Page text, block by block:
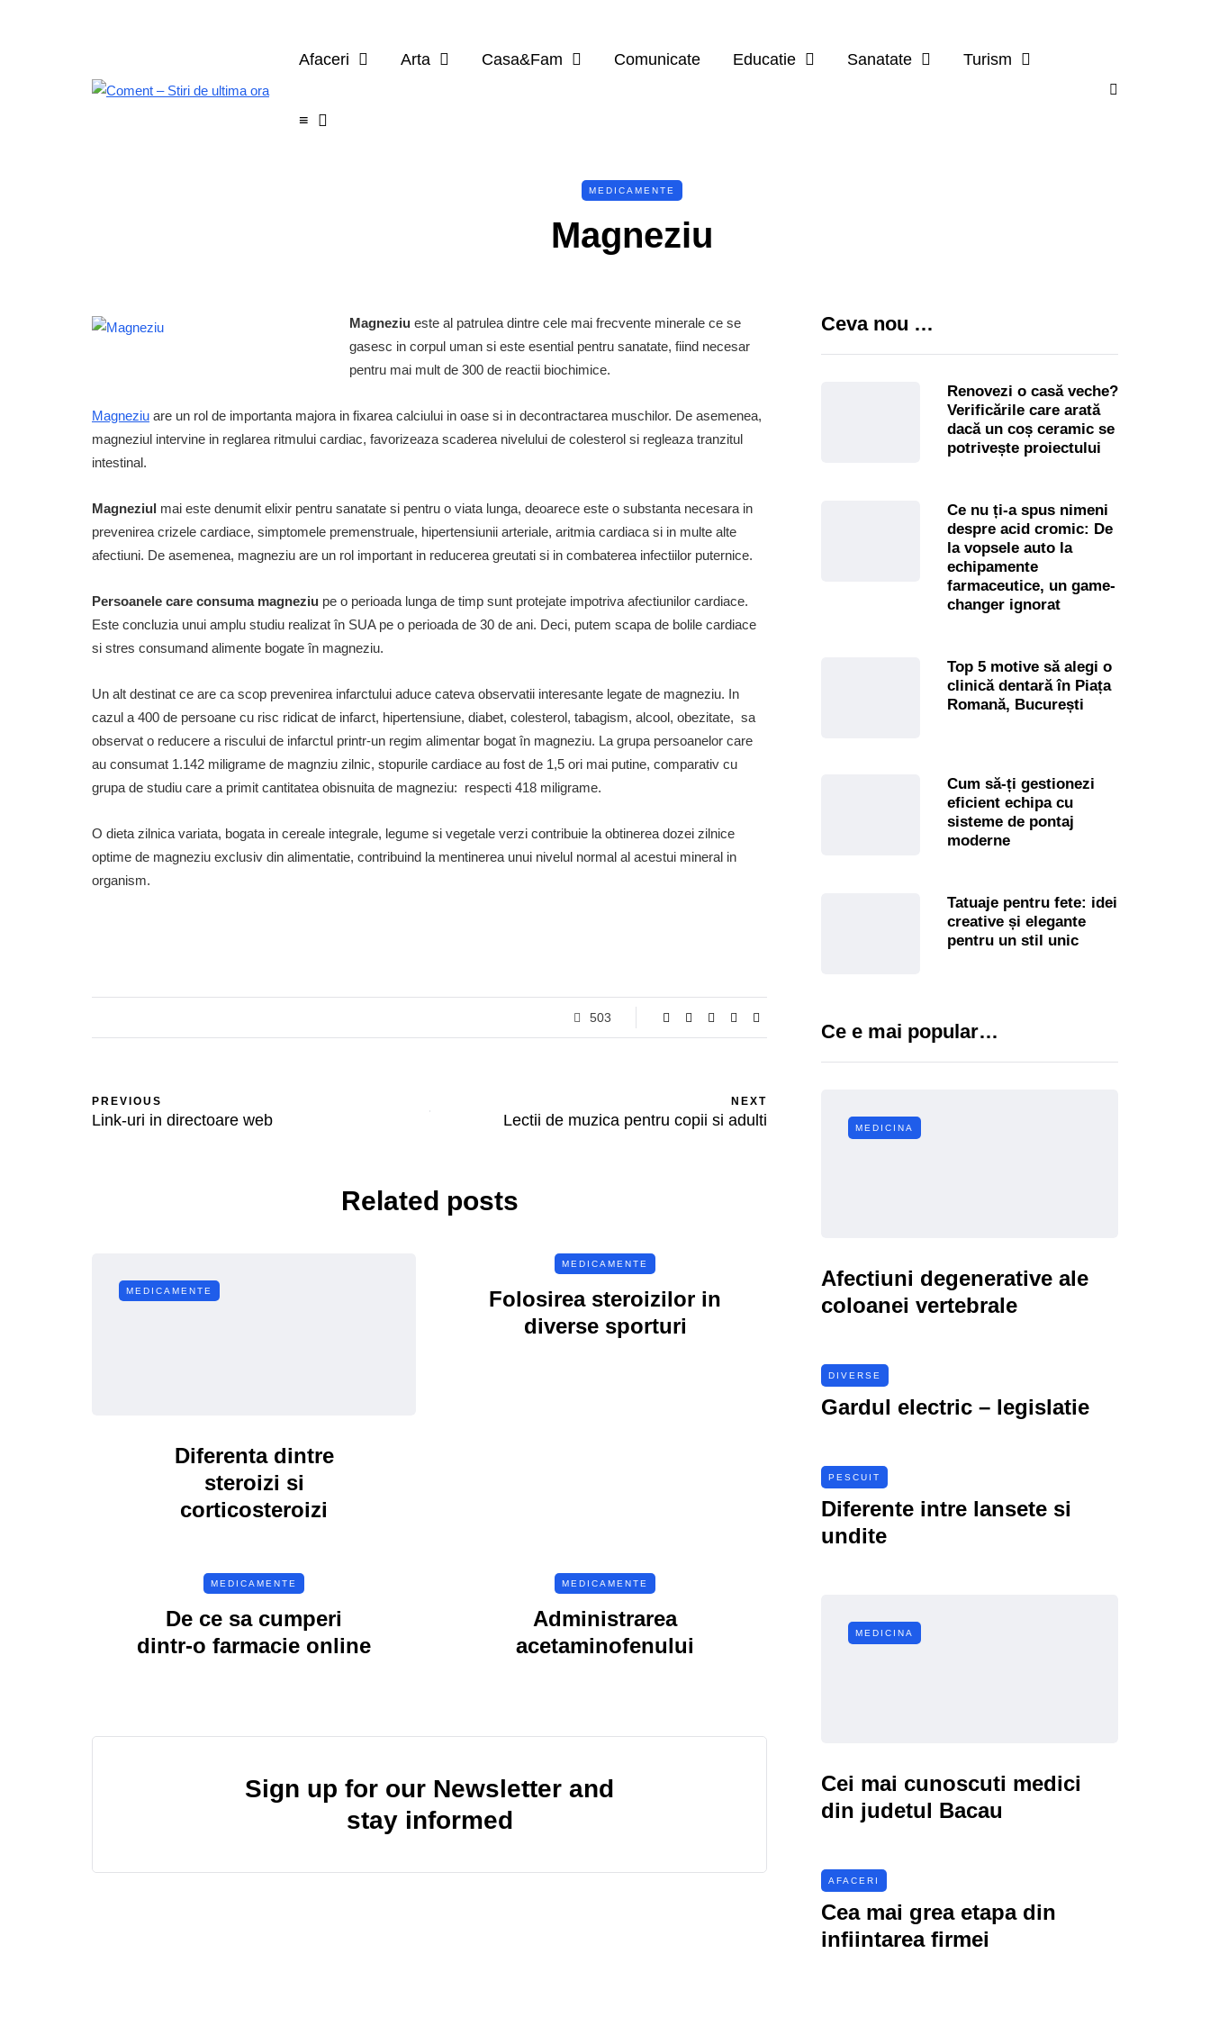
Afaceri Arta Casa&Fam Comunicate Educatie Sanatate Turism
≡
MEDICAMENTE
Magneziu
Magneziu este al patrulea dintre cele mai frecvente minerale ce se
gasesc in corpul uman si este esential pentru sanatate, fiind necesar
pentru mai mult de 300 de reactii biochimice.
Magneziu are un rol de importanta majora in fixarea calciului in oase si in decontractarea muschilor. De asemenea,
magneziul intervine in reglarea ritmului cardiac, favorizeaza scaderea nivelului de colesterol si regleaza tranzitul
intestinal.
Magneziul mai este denumit elixir pentru sanatate si pentru o viata lunga, deoarece este o substanta necesara in
prevenirea crizele cardiace, simptomele premenstruale, hipertensiunii arteriale, aritmia cardiaca si in multe alte
afectiuni. De asemenea, magneziu are un rol important in reducerea greutati si in combaterea infectiilor puternice.
Persoanele care consuma magneziu pe o perioada lunga de timp sunt protejate impotriva afectiunilor cardiace.
Este concluzia unui amplu studiu realizat în SUA pe o perioada de 30 de ani. Deci, putem scapa de bolile cardiace
si stres consumand alimente bogate în magneziu.
Un alt destinat ce are ca scop prevenirea infarctului aduce cateva observatii interesante legate de magneziu. In
cazul a 400 de persoane cu risc ridicat de infarct, hipertensiune, diabet, colesterol, tabagism, alcool, obezitate, sa
observat o reducere a riscului de infarctul printr-un regim alimentar bogat în magneziu. La grupa persoanelor care
au consumat 1.142 miligrame de magnziu zilnic, stopurile cardiace au fost de 1,5 ori mai putine, comparativ cu
grupa de studiu care a primit cantitatea obisnuita de magneziu: respecti 418 miligrame.
O dieta zilnica variata, bogata in cereale integrale, legume si vegetale verzi contribuie la obtinerea dozei zilnice
optime de magneziu exclusiv din alimentatie, contribuind la mentinerea unui nivelul normal al acestui mineral in
organism.
503
PREVIOUS
Link-uri in directoare web
NEXT
Lectii de muzica pentru copii si adulti
Related posts
MEDICAMENTE
Diferenta dintre
steroizi si
corticosteroizi
MEDICAMENTE
Folosirea steroizilor in
diverse sporturi
MEDICAMENTE
De ce sa cumperi
dintr-o farmacie online
MEDICAMENTE
Administrarea
acetaminofenului
Sign up for our Newsletter and
stay informed
Ceva nou …
Renovezi o casă veche?
Verificările care arată
dacă un coș ceramic se
potrivește proiectului
Ce nu ți-a spus nimeni
despre acid cromic: De
la vopsele auto la
echipamente
farmaceutice, un game-
changer ignorat
Top 5 motive să alegi o
clinică dentară în Piața
Romană, București
Cum să-ți gestionezi
eficient echipa cu
sisteme de pontaj
moderne
Tatuaje pentru fete: idei
creative și elegante
pentru un stil unic
Ce e mai popular…
MEDICINA
Afectiuni degenerative ale
coloanei vertebrale
DIVERSE
Gardul electric – legislatie
PESCUIT
Diferente intre lansete si
undite
MEDICINA
Cei mai cunoscuti medici
din judetul Bacau
AFACERI
Cea mai grea etapa din
infiintarea firmei